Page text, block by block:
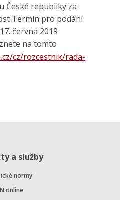
České republiky za
Termín pro podání
června 2019
na tomto
cz/rozcestnik/rada-
a služby
normy
online